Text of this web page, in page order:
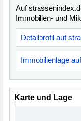
Auf
Immobilien- und
Detailprofil auf
Immobilienlage
Karte und Lage